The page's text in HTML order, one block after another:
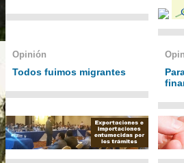
Opinión
Todos fuimos migrantes